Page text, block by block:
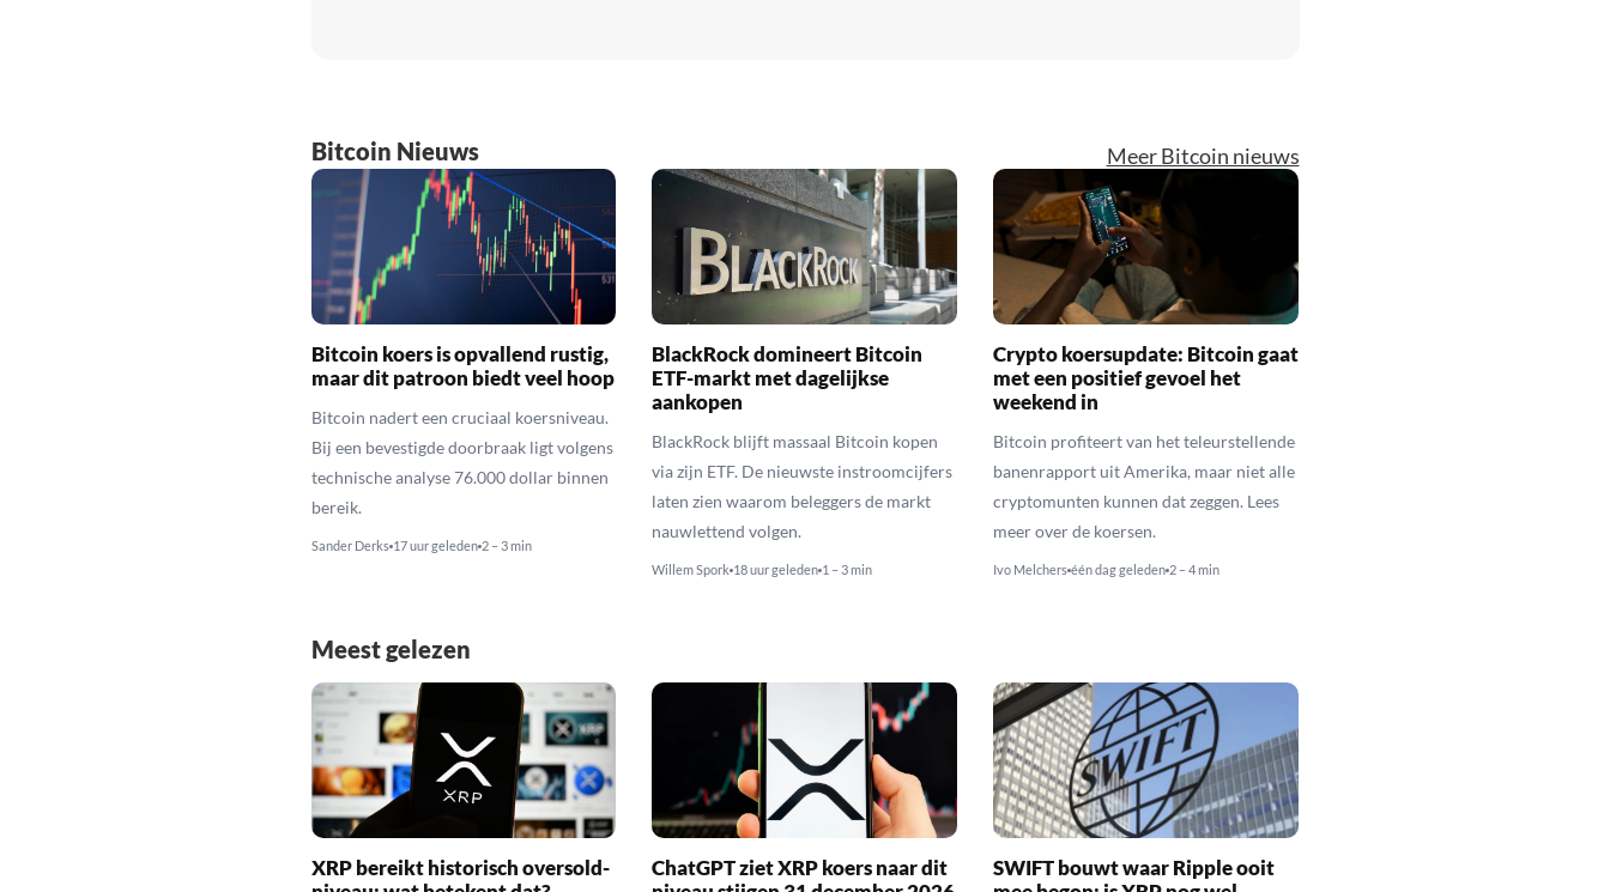
Bitcoin Nieuws Meer Bitcoin nieuws
Bitcoin koers is opvallend rustig,
maar dit patroon biedt veel hoop
Bitcoin nadert een cruciaal koersniveau.
Bij een bevestigde doorbraak ligt volgens
technische analyse 76.000 dollar binnen
bereik.
Sander Derks 17 uur geleden 2 – 3 min
BlackRock domineert Bitcoin
ETF-markt met dagelijkse
aankopen
BlackRock blijft massaal Bitcoin kopen
via zijn ETF. De nieuwste instroomcijfers
laten zien waarom beleggers de markt
nauwlettend volgen.
Willem Spork 18 uur geleden 1 – 3 min
Crypto koersupdate: Bitcoin gaat
met een positief gevoel het
weekend in
Bitcoin profiteert van het teleurstellende
banenrapport uit Amerika, maar niet alle
cryptomunten kunnen dat zeggen. Lees
meer over de koersen.
Ivo Melchers één dag geleden 2 – 4 min
Meest gelezen
XRP bereikt historisch oversold-
ChatGPT ziet XRP koers naar dit
SWIFT bouwt waar Ripple ooit